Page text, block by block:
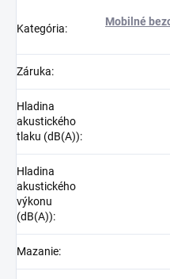
Kategória:
Mobilné
Záruka:
Hladina
akustického
tlaku (dB(A)):
Hladina
akustického
výkonu
(dB(A)):
Mazanie: